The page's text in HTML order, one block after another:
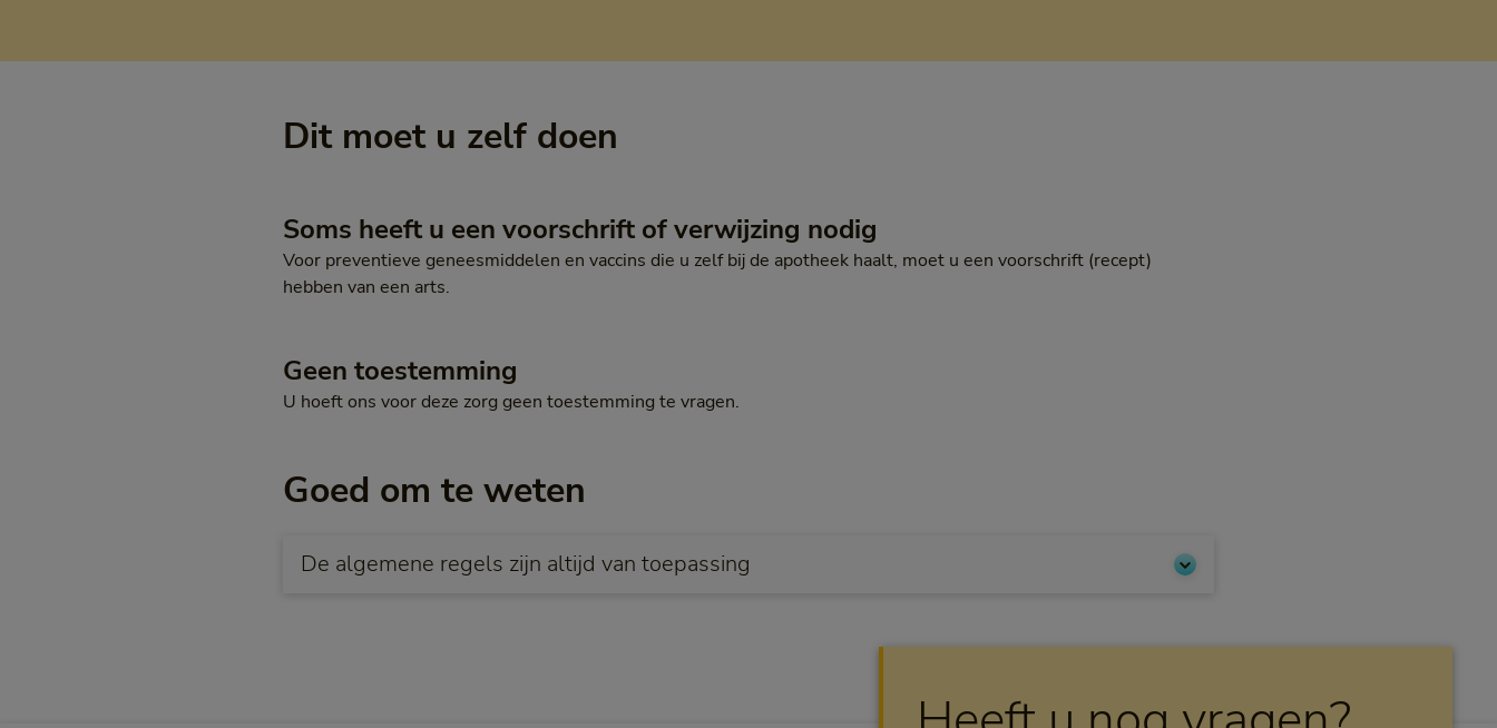
Dit moet u zelf doen
Soms heeft u een voorschrift of verwijzing nodig
Voor preventieve geneesmiddelen en vaccins die u zelf bij de apotheek haalt, moet u een voorschrift (recept)
hebben van een arts.
Geen toestemming
U hoeft ons voor deze zorg geen toestemming te vragen.
Goed om te weten
De algemene regels zijn altijd van toepassing